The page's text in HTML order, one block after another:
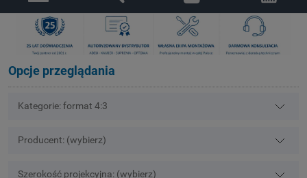
Opcje przeglądania
Kategorie: format 4:3
Producent: (wybierz)
Szerokość projekcyjna: (wybierz)